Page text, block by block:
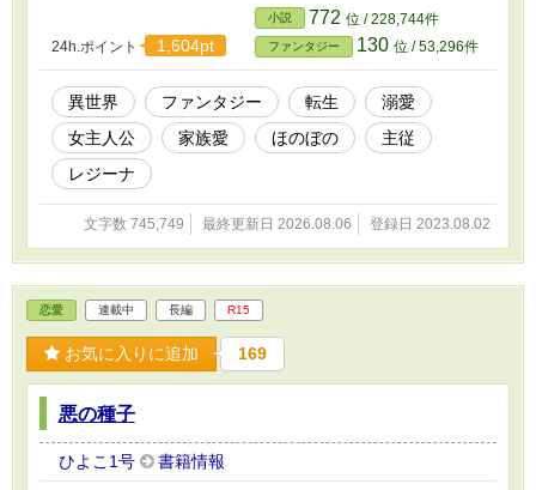
人誑しですが、至って平凡に真面目に生きてい
く…予定。 ※アルファポリス様で書籍化進行中
（第16回ファンタジー小説大賞で、癒し系ほっ
こり賞受賞しました） ※残虐シーンは控えめの
描写です ※カクヨム、小説家になろうでも公開
中です
24h.ポイント 1,604pt
小説 772 位 / 228,744件
ファンタジー 130 位 / 53,296件
異世界 ファンタジー 転生
溺愛
女主人公
家族愛 ほのぼの
主従
レジーナ
文字数 745,749 最終更新日 2026.08.06 登録日 2023.08.02
恋愛 連載中 長編 R15
お気に入りに追加 169
悪の種子
ひよこ1号 書籍情報